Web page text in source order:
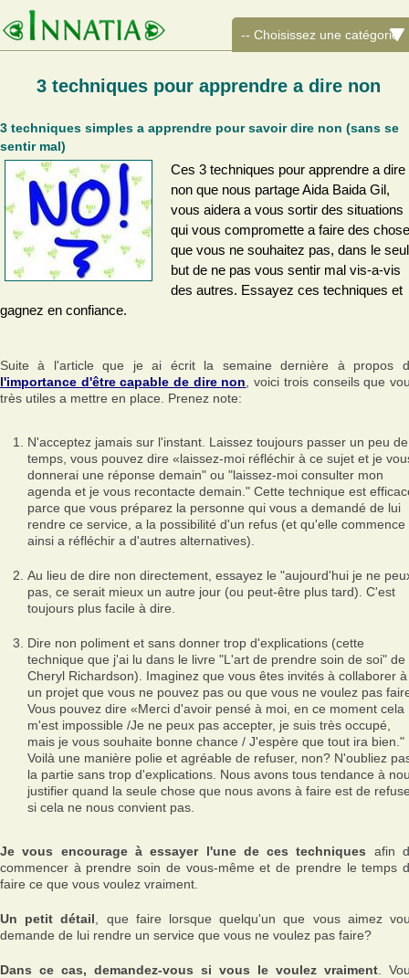
3 techniques pour apprendre a dire non
3 techniques simples a apprendre pour savoir dire non (sans se
sentir mal)
Ces 3 techniques pour apprendre a dire
non que nous partage Aida Baida Gil,
vous aidera a vous sortir des situations
qui vous compromette a faire des
que vous ne souhaitez pas, dans le seul
but de ne pas vous sentir mal vis-a-vis
des autres. Essayez ces techniques et
gagnez en confiance.
Suite à l'article que je ai écrit la semaine dernière à propos
l'importance d'être capable de dire non , voici trois conseils que
très utiles a mettre en place. Prenez note:
N'acceptez jamais sur l'instant. Laissez toujours passer un peu de
temps, vous pouvez dire «laissez-moi réfléchir à ce sujet et je
donnerai une réponse demain" ou "laissez-moi consulter mon
agenda et je vous recontacte demain." Cette technique est
parce que vous préparez la personne qui vous a demandé de lui
rendre ce service, a la possibilité d'un refus (et qu'elle commence
ainsi a réfléchir a d'autres alternatives).
Au lieu de dire non directement, essayez le "aujourd'hui je ne
pas, ce serait mieux un autre jour (ou peut-être plus tard). C'est
toujours plus facile à dire.
Dire non poliment et sans donner trop d'explications (cette
technique que j'ai lu dans le livre "L'art de prendre soin de soi" de
Cheryl Richardson). Imaginez que vous êtes invités à collaborer à
un projet que vous ne pouvez pas ou que vous ne voulez pas
Vous pouvez dire «Merci d'avoir pensé à moi, en ce moment cela
m'est impossible /Je ne peux pas accepter, je suis très occupé,
mais je vous souhaite bonne chance / J'espère que tout ira bien."
Voilà une manière polie et agréable de refuser, non? N'oubliez
la partie sans trop d'explications. Nous avons tous tendance à
justifier quand la seule chose que nous avons à faire est de
si cela ne nous convient pas.
Je vous encourage à essayer l'une de ces techniques afin
commencer à prendre soin de vous-même et de prendre le temps
faire ce que vous voulez vraiment.
Un petit détail , que faire lorsque quelqu'un que vous aimez
demande de lui rendre un service que vous ne voulez pas faire?
Dans ce cas, demandez-vous si vous le voulez vraiment .